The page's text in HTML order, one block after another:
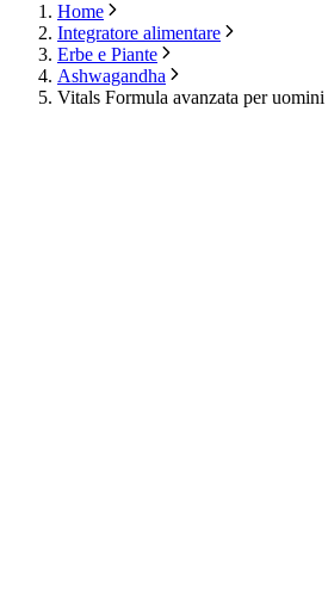
Home
Integratore alimentare
Erbe e Piante
Ashwagandha
Vitals Formula avanzata per uomini